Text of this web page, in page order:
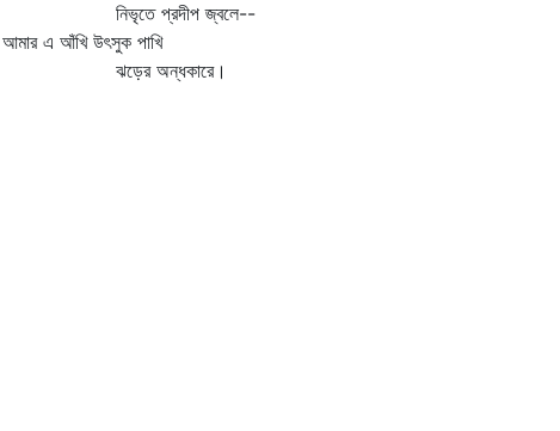
নিভৃতে প্রদীপ জ্বলে--
আমার এ আঁখি উৎসুক পাখি
ঝড়ের অন্ধকারে।